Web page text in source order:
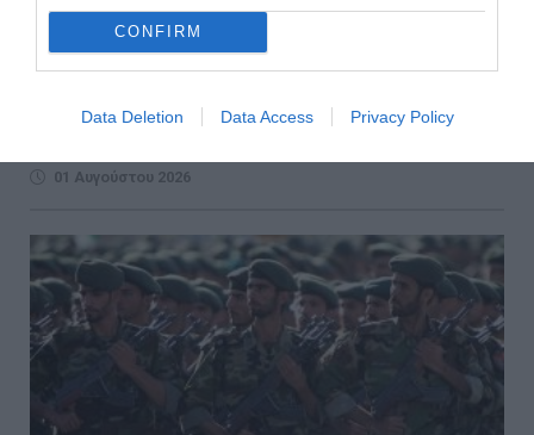
CONFIRM
Data Deletion Data Access Privacy Policy
Στενών του Ορμούζ – Σαουδική Αραβία, ΗΑΕ
και Ιράκ επενδύουν σε νέες υποδομές
εμπορική ναυσιπλοΐα στα Στενά του Ορμούζ εξαιτίας του
01 Αυγούστου 2026